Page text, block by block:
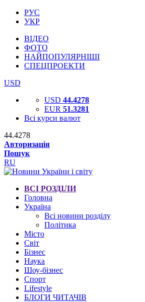
РУС
УКР
ВІДЕО
ФОТО
НАЙПОПУЛЯРНІШІ
СПЕЦПРОЕКТИ
USD
USD 44.4278
EUR 51.3281
Всі курси валют
44.4278
Авторизація
Пошук
RU
ВСІ РОЗДІЛИ
Головна
Україна
Всі новини розділу
Політика
Місто
Світ
Бізнес
Наука
Шоу-бізнес
Спорт
Lifestyle
БЛОГИ ЧИТАЧІВ